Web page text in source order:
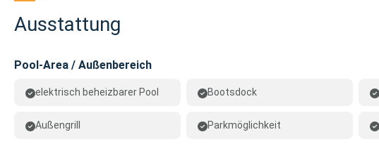
Ausstattung
Pool-Area / Außenbereich
elektrisch beheizbarer Pool Bootsdock
Außengrill Parkmöglichkeit